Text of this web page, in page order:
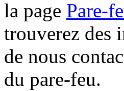
la page Pare-
trouverez des
de nous
du pare-feu.